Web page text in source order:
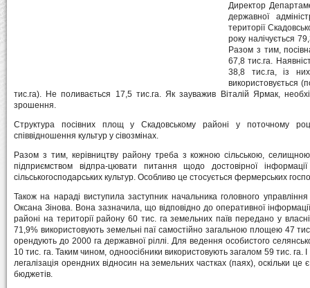
Директор
державної
території
року налічується
Разом з тим,
67,8 тис.га.
38,8 тис.га, із
використовується
тис.га). Не поливається 17,5 тис.га. Як зауважив Віталій Ярмак,
зрошення.
Структура посівних площ у Скадовському районі у поточному
співвідношення культур у сівозмінах.
Разом з тим, керівництву району треба з кожною сільською,
підприємством відпра-цювати питання щодо достовірної
сільськогосподарських культур. Особливо це стосується фермерських
Також на нараді виступила заступник начальника головного
Оксана Зінова. Вона зазначила, що відповідно до оперативної
районі на території району 60 тис. га земельних паїв передано у
71,9% використовують земельні паї самостійно загальною площею 47
орендують до 2000 га державної ріллі. Для ведення особистого
10 тис. га. Таким чином, одноосібники використовують загалом 59 тис. га.
легалізація орендних відносин на земельних частках (паях), оскільки
бюджетів.